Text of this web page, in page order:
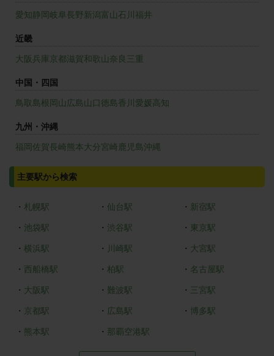
愛知静岡岐阜長野新潟富山石川 福井
近畿
大阪 兵庫 京都滋賀和歌山奈良 三重
中国・四国
鳥取 島根 岡山 広島 山口徳島 香川 愛媛高知
九州・沖縄
福岡 佐賀長崎熊本大分宮崎 鹿児島 沖縄
主要駅から検索
・ 札幌駅 ・ 仙台駅 ・ 新宿駅
・ 池袋駅 ・ 渋谷駅 ・ 東京駅
・ 横浜駅 ・ 川崎駅 ・ 大宮駅
・ 西船橋駅 ・ 柏駅 ・ 名古屋駅
・ 大阪駅 ・ 難波駅 ・ 三宮駅
・ 京都駅 ・ 広島駅 ・ 博多駅
・ 熊本駅 ・ 那覇空港駅